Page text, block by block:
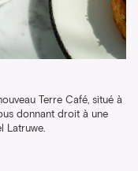
Terre Café, situé à
donnant droit à une
Latruwe.